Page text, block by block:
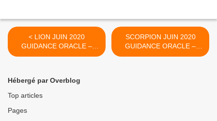
< LION JUIN 2020
GUIDANCE ORACLE –
ASTRO
SCORPION JUIN 2020
GUIDANCE ORACLE –
ASTRO >
Hébergé par Overblog
Top articles
Pages